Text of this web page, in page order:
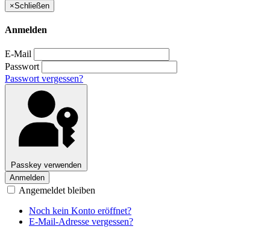
×Schließen
Anmelden
E-Mail
Passwort
Passwort vergessen?
Passkey verwenden
Anmelden
Angemeldet bleiben
Noch kein Konto eröffnet?
E-Mail-Adresse vergessen?